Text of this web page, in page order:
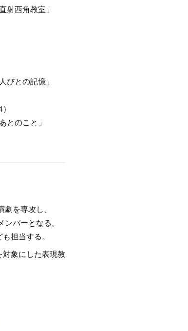
射西角教室」
びとの記憶」
とのこと」
を専攻し、
バーとなる。
担当する。
象にした表現教